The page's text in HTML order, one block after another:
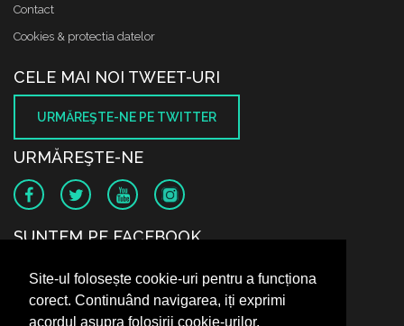
Site-ul folosește cookie-uri pentru a funcționa
corect. Continuând navigarea, iți exprimi
acordul asupra folosirii cookie-urilor.
Contact
Cookies & protectia datelor
CELE MAI NOI TWEET-URI
URMĂREŞTE-NE PE TWITTER
URMĂREŞTE-NE
SUNTEM PE FACEBOOK